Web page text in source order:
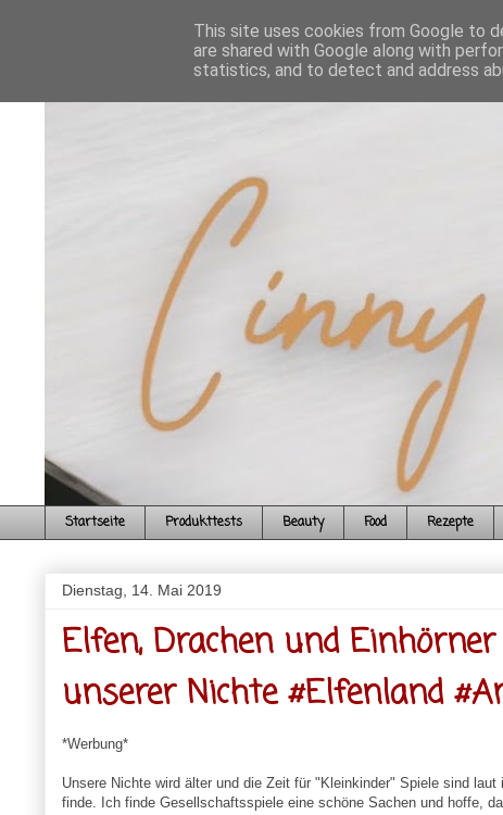
Startseite Produkttests Beauty Food Rezepte
Dienstag, 14. Mai 2019
Elfen, Drachen und
unserer Nichte #Elfenland
*Werbung*
Unsere Nichte wird älter und die Zeit für "Kleinkinder" Spiele sind
finde. Ich finde Gesellschaftsspiele eine schöne Sachen und hoffe,
This site uses cookies from Google to
are shared with Google along with
statistics, and to detect and address